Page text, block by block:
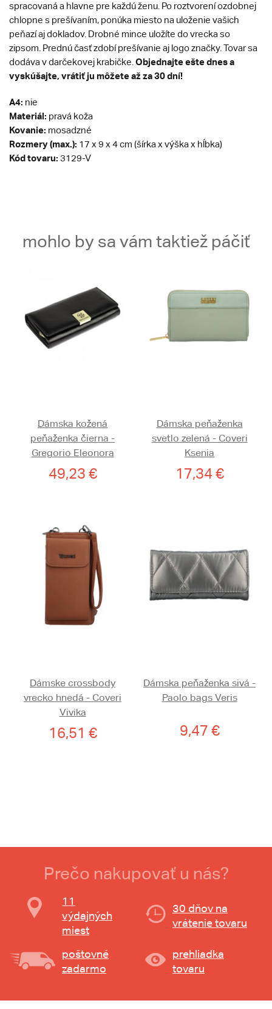
spracovaná a hlavne pre každú ženu. Po roztvorení ozdobnej
chlopne s prešívaním, ponúka miesto na uloženie vašich
peňazí aj dokladov. Drobné mince uložíte do vrecka so
zipsom. Prednú časť zdobí prešívanie aj logo značky. Tovar sa
dodáva v darčekovej krabičke. Objednajte ešte dnes a
vyskúšajte, vrátiť ju môžete až za 30 dní!
A4: nie
Materiál: pravá koža
Kovanie: mosadzné
Rozmery (max.): 17 x 9 x 4 cm (šírka x výška x hĺbka)
Kód tovaru: 3129-V
mohlo by sa vám taktiež páčiť
Dámska kožená
peňaženka čierna -
Gregorio Eleonora
49,23 €
Dámska peňaženka
svetlo zelená - Coveri
Ksenia
17,34 €
Dámske crossbody
vrecko hnedá - Coveri
Vivika
16,51 €
Dámska peňaženka sivá -
Paolo bags Veris
9,47 €
Prečo nakupovať u nás?
11
výdajných
miest
30 dňov na
vrátenie tovaru
poštovné
zadarmo
prehliadka
tovaru